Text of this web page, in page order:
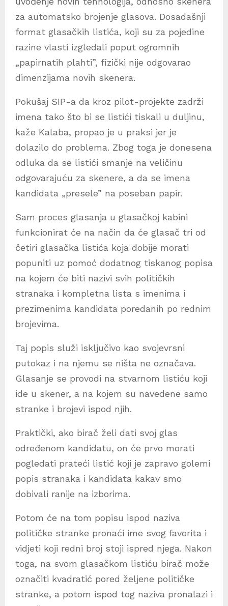
za automatsko brojenje glasova. Dosadašnji
format glasačkih listića, koji su za pojedine
razine vlasti izgledali poput ogromnih
„papirnatih plahti”, fizički nije odgovarao
dimenzijama novih skenera.
Pokušaj SIP-a da kroz pilot-projekte zadrži
imena tako što bi se listići tiskali u duljinu,
kaže Kalaba, propao je u praksi jer je
dolazilo do problema. Zbog toga je donesena
odluka da se listići smanje na veličinu
odgovarajuću za skenere, a da se imena
kandidata „presele” na poseban papir.
Sam proces glasanja u glasačkoj kabini
funkcionirat će na način da će glasač tri od
četiri glasačka listića koja dobije morati
popuniti uz pomoć dodatnog tiskanog popisa
na kojem će biti nazivi svih političkih
stranaka i kompletna lista s imenima i
prezimenima kandidata poredanih po rednim
brojevima.
Taj popis služi isključivo kao svojevrsni
putokaz i na njemu se ništa ne označava.
Glasanje se provodi na stvarnom listiću koji
ide u skener, a na kojem su navedene samo
stranke i brojevi ispod njih.
Praktički, ako birač želi dati svoj glas
određenom kandidatu, on će prvo morati
pogledati prateći listić koji je zapravo golemi
popis stranaka i kandidata kakav smo
dobivali ranije na izborima.
Potom će na tom popisu ispod naziva
političke stranke pronaći ime svog favorita i
vidjeti koji redni broj stoji ispred njega. Nakon
toga, na svom glasačkom listiću birač može
označiti kvadratić pored željene političke
stranke, a potom ispod tog naziva pronalazi i